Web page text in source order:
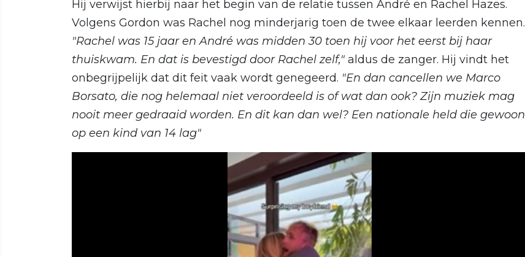
Hij verwijst hierbij naar het begin van de relatie tussen André en Rachel Hazes.
Volgens Gordon was Rachel nog minderjarig toen de twee elkaar leerden kennen.
"Rachel was 15 jaar en André was midden 30 toen hij voor het eerst bij haar
thuiskwam. En dat is bevestigd door Rachel zelf," aldus de zanger. Hij vindt het
onbegrijpelijk dat dit feit vaak wordt genegeerd. "En dan cancellen we Marco
Borsato, die nog helemaal niet veroordeeld is of wat dan ook? Zijn muziek mag
nooit meer gedraaid worden. En dit kan dan wel? Een nationale held die gewoon
op een kind van 14 lag"